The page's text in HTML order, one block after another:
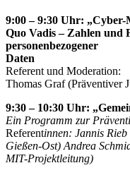
9:00 – 9:30 Uhr:
Quo Vadis – Zahlen und
personenbezogener
Daten
Referent und Moderation:
Thomas Graf (Präventiver
9:30 – 10:30 Uhr:
Ein Programm zur
Referentinnen: Jannis
Gießen-Ost) Andrea
MIT-Projektleitung)